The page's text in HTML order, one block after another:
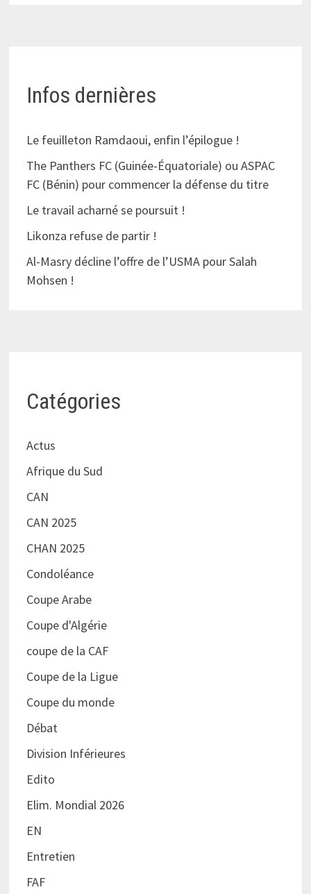
Infos dernières
Le feuilleton Ramdaoui, enfin l’épilogue !
The Panthers FC (Guinée-Équatoriale) ou ASPAC
FC (Bénin) pour commencer la défense du titre
Le travail acharné se poursuit !
Likonza refuse de partir !
Al-Masry décline l’offre de l’USMA pour Salah
Mohsen !
Catégories
Actus
Afrique du Sud
CAN
CAN 2025
CHAN 2025
Condoléance
Coupe Arabe
Coupe d'Algérie
coupe de la CAF
Coupe de la Ligue
Coupe du monde
Débat
Division Inférieures
Edito
Elim. Mondial 2026
EN
Entretien
FAF